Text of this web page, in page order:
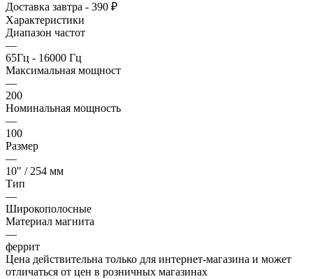
Доставка завтра - 390 ₽
Характеристики
Диапазон частот
—
65Гц - 16000 Гц
Максимальная мощност
—
200
Номинальная мощность
—
100
Размер
—
10" / 254 мм
Тип
—
Широкополосные
Материал магнита
—
феррит
Цена действительна только для интернет-магазина и может
отличаться от цен в розничных магазинах